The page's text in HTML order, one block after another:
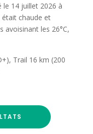
le 14 juillet 2026 à
était chaude et
avoisinant les 26°C,
Trail 16 km (200